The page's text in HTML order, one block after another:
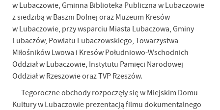
w Lubaczowie, Gminna Biblioteka Publiczna w Lubaczowie
z siedzibą w Baszni Dolnej oraz Muzeum Kresów
w Lubaczowie, przy wsparciu Miasta Lubaczowa, Gminy
Lubaczów, Powiatu Lubaczowskiego, Towarzystwa
Miłośników Lwowa i Kresów Południowo-Wschodnich
Oddział w Lubaczowie, Instytutu Pamięci Narodowej
Oddział w Rzeszowie oraz TVP Rzeszów.
Tegoroczne obchody rozpoczęły się w Miejskim Domu
Kultury w Lubaczowie prezentacją filmu dokumentalnego